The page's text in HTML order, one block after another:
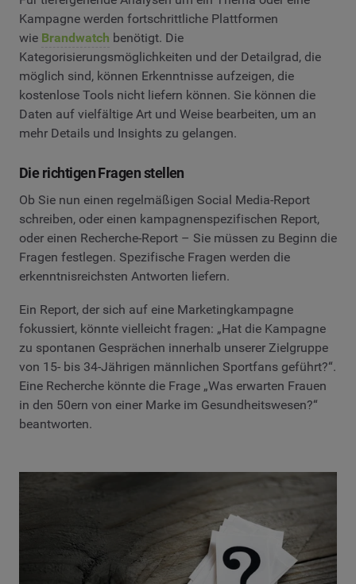
Kampagne werden fortschrittliche Plattformen
wie Brandwatch benötigt. Die
Kategorisierungsmöglichkeiten und der Detailgrad, die
möglich sind, können Erkenntnisse aufzeigen, die
kostenlose Tools nicht liefern können. Sie können die
Daten auf vielfältige Art und Weise bearbeiten, um an
mehr Details und Insights zu gelangen.
Die richtigen Fragen stellen
Ob Sie nun einen regelmäßigen Social Media-Report
schreiben, oder einen kampagnenspezifischen Report,
oder einen Recherche-Report – Sie müssen zu Beginn die
Fragen festlegen. Spezifische Fragen werden die
erkenntnisreichsten Antworten liefern.
Ein Report, der sich auf eine Marketingkampagne
fokussiert, könnte vielleicht fragen: „Hat die Kampagne
zu spontanen Gesprächen innerhalb unserer Zielgruppe
von 15- bis 34-Jährigen männlichen Sportfans geführt?“.
Eine Recherche könnte die Frage „Was erwarten Frauen
in den 50ern von einer Marke im Gesundheitswesen?“
beantworten.